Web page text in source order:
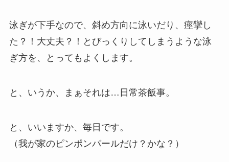
泳ぎが下手なので、斜め方向に泳いだり、痙攣し
た？！大丈夫？！とびっくりしてしまうような泳
ぎ方を、とってもよくします。
と、いうか、まぁそれは…日常茶飯事。
と、いいますか、毎日です。
（我が家のピンポンパールだけ？かな？）